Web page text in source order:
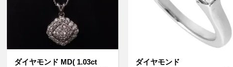
ダイヤモンド MD( 1.03ct
ダイヤモンド